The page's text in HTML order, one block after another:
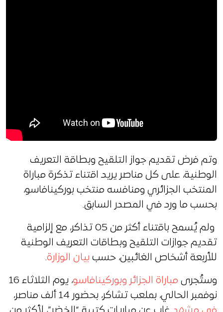
وتم فرض تقديم جواز التلقيح وبطاقة التعريف
الوطنية، على كل مناصر يريد اقتناء تذكرة مباراة
المنتخب الجزائري ومنافسه منتخب بوركينافاسو،
بحسب ما ورد في المصدر السابق.
ولم يُسمح باقتناء أكثر من 05 تذاكر، مع إلزامية
تقديم جوازات التلقيح وبطاقات التعريف الوطنية
للأربعة أشخاص الغائبين، حسب بيان الوزارة.
وستُجرى مباراة الجزائر وبوركينافاسو
، يوم الثلاثاء 16
نوفمبر الحالي، بملعب تشاكر، بحضور 14 ألف مناصر،